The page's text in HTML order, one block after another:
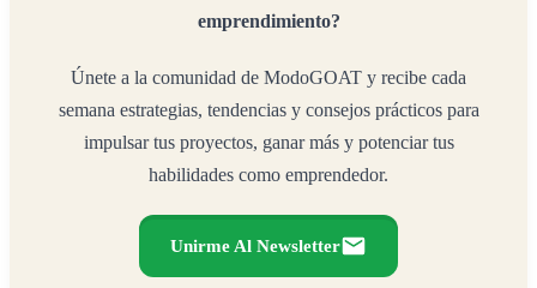
emprendimiento?
Únete a la comunidad de ModoGOAT y recibe cada
semana estrategias, tendencias y consejos prácticos para
impulsar tus proyectos, ganar más y potenciar tus
habilidades como emprendedor.
Unirme Al Newsletter